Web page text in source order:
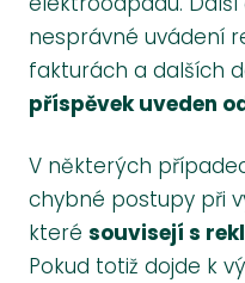
nesprávné uvádení
fakturách a dalších
příspěvek uveden
V některých
chybné postupy při
které souvisejí s
Pokud totiž dojde k